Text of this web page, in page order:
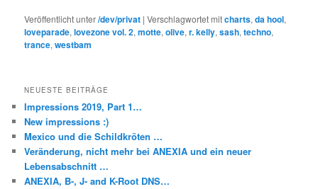
Veröffentlicht unter/dev/privat |Verschlagwortet mitcharts,da hool,
loveparade,lovezone vol. 2,motte,olive,r. kelly,sash,techno,
trance,westbam
NEUESTE BEITRÄGE
Impressions 2019, Part 1…
New impressions :)
Mexico und die Schildkröten …
Veränderung, nicht mehr bei ANEXIA und ein neuer
Lebensabschnitt …
ANEXIA, B-, J- and K-Root DNS…